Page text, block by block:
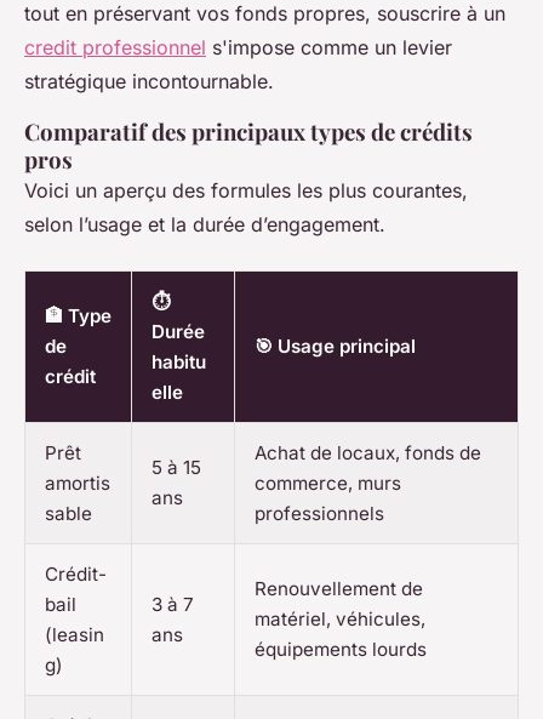
tout en préservant vos fonds propres, souscrire à un
credit professionnel s'impose comme un levier
stratégique incontournable.
Comparatif des principaux types de crédits
pros
Voici un aperçu des formules les plus courantes,
selon l’usage et la durée d’engagement.
🏦 Type
de
crédit
⏱️
Durée
habitu
elle
🎯 Usage principal
Prêt
amortis
sable
5 à 15
ans
Achat de locaux, fonds de
commerce, murs
professionnels
Crédit-
bail
(leasin
g)
3 à 7
ans
Renouvellement de
matériel, véhicules,
équipements lourds